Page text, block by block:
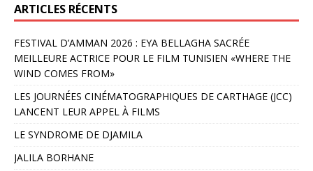
ARTICLES RÉCENTS
FESTIVAL D’AMMAN 2026 : EYA BELLAGHA SACRÉE
MEILLEURE ACTRICE POUR LE FILM TUNISIEN «WHERE THE
WIND COMES FROM»
LES JOURNÉES CINÉMATOGRAPHIQUES DE CARTHAGE (JCC)
LANCENT LEUR APPEL À FILMS
LE SYNDROME DE DJAMILA
JALILA BORHANE